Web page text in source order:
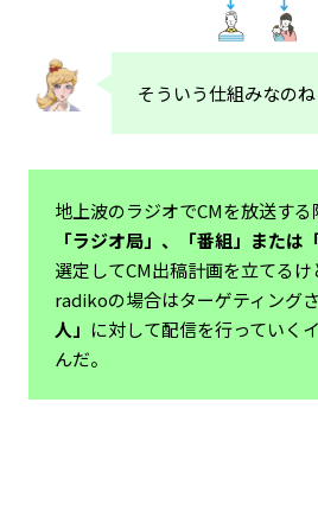
そういう仕組みなのね
地上波のラジオでCMを放送する
「ラジオ局」、「番組」または
選定してCM出稿計画を立てるけ
radikoの場合はターゲティング
人」 に対して配信を行っていく
んだ。